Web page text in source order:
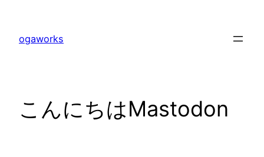
ogaworks
こんにちはMastodon